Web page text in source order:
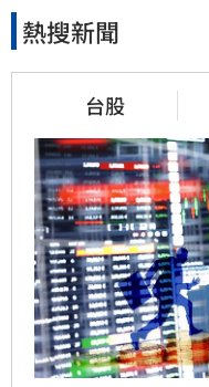
熱搜新聞
台股